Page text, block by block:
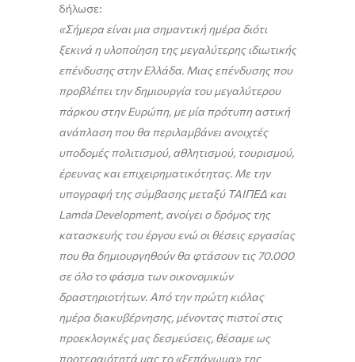
δήλωσε:
«Σήμερα είναι μια σημαντική ημέρα διότι
ξεκινά η υλοποίηση της μεγαλύτερης ιδιωτικής
επένδυσης στην Ελλάδα. Μιας επένδυσης που
προβλέπει την δημιουργία του μεγαλύτερου
πάρκου στην Ευρώπη, με μία πρότυπη αστική
ανάπλαση που θα περιλαμβάνει ανοιχτές
υποδομές πολιτισμού, αθλητισμού, τουρισμού,
έρευνας και επιχειρηματικότητας. Με την
υπογραφή της σύμβασης μεταξύ ΤΑΙΠΕΔ και
Lamda Development, ανοίγει ο δρόμος της
κατασκευής του έργου ενώ οι θέσεις εργασίας
που θα δημιουργηθούν θα φτάσουν τις 70.000
σε όλο το φάσμα των οικονομικών
δραστηριοτήτων. Από την πρώτη κιόλας
ημέρα διακυβέρνησης, μένοντας πιστοί στις
προεκλογικές μας δεσμεύσεις, θέσαμε ως
προτεραιότητά μας το «ξεπάγωμα» της